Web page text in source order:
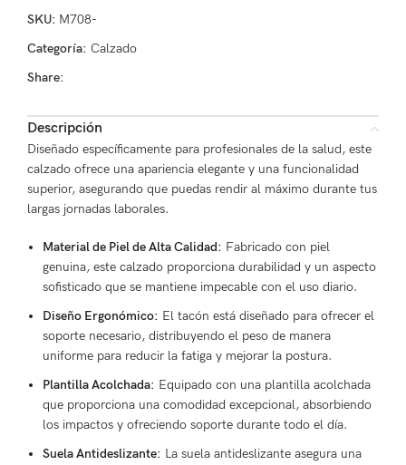
SKU: M708-
Categoría: Calzado
Share:
Descripción
Diseñado específicamente para profesionales de la salud, este
calzado ofrece una apariencia elegante y una funcionalidad
superior, asegurando que puedas rendir al máximo durante tus
largas jornadas laborales.
Material de Piel de Alta Calidad: Fabricado con piel
genuina, este calzado proporciona durabilidad y un aspecto
sofisticado que se mantiene impecable con el uso diario.
Diseño Ergonómico: El tacón está diseñado para ofrecer el
soporte necesario, distribuyendo el peso de manera
uniforme para reducir la fatiga y mejorar la postura.
Plantilla Acolchada: Equipado con una plantilla acolchada
que proporciona una comodidad excepcional, absorbiendo
los impactos y ofreciendo soporte durante todo el día.
Suela Antideslizante: La suela antideslizante asegura una